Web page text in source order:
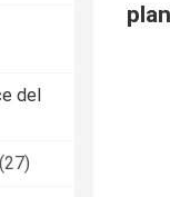
del
(27)